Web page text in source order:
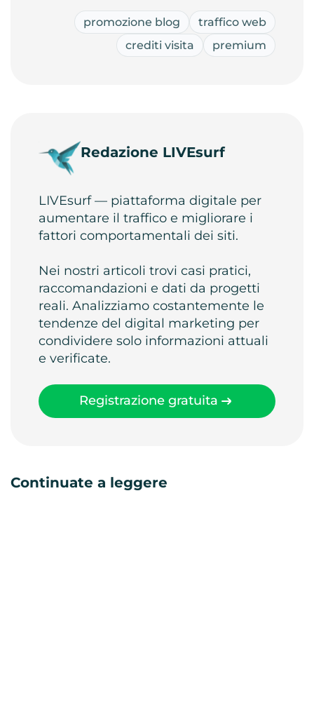
promozione blog
traffico web
crediti visita
premium
Redazione LIVEsurf
LIVEsurf — piattaforma digitale per
aumentare il traffico e migliorare i
fattori comportamentali dei siti.
Nei nostri articoli trovi casi pratici,
raccomandazioni e dati da progetti
reali. Analizziamo costantemente le
tendenze del digital marketing per
condividere solo informazioni attuali
e verificate.
Registrazione gratuita
Continuate a leggere